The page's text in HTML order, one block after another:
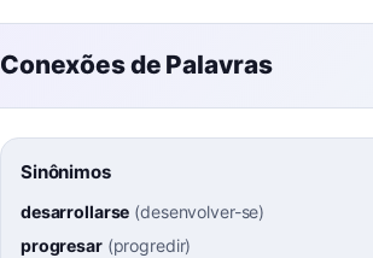
Conexões de Palavras
Sinônimos
desarrollarse (desenvolver-se)
progresar(progredir)